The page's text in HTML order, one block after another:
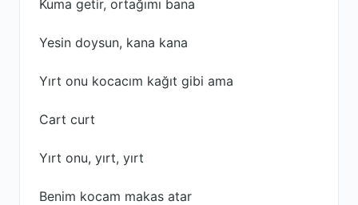
Kuma getir, ortağımı bana
Yesin doysun, kana kana
Yırt onu kocacım kağıt gibi ama
Cart curt
Yırt onu, yırt, yırt
Benim kocam makas atar